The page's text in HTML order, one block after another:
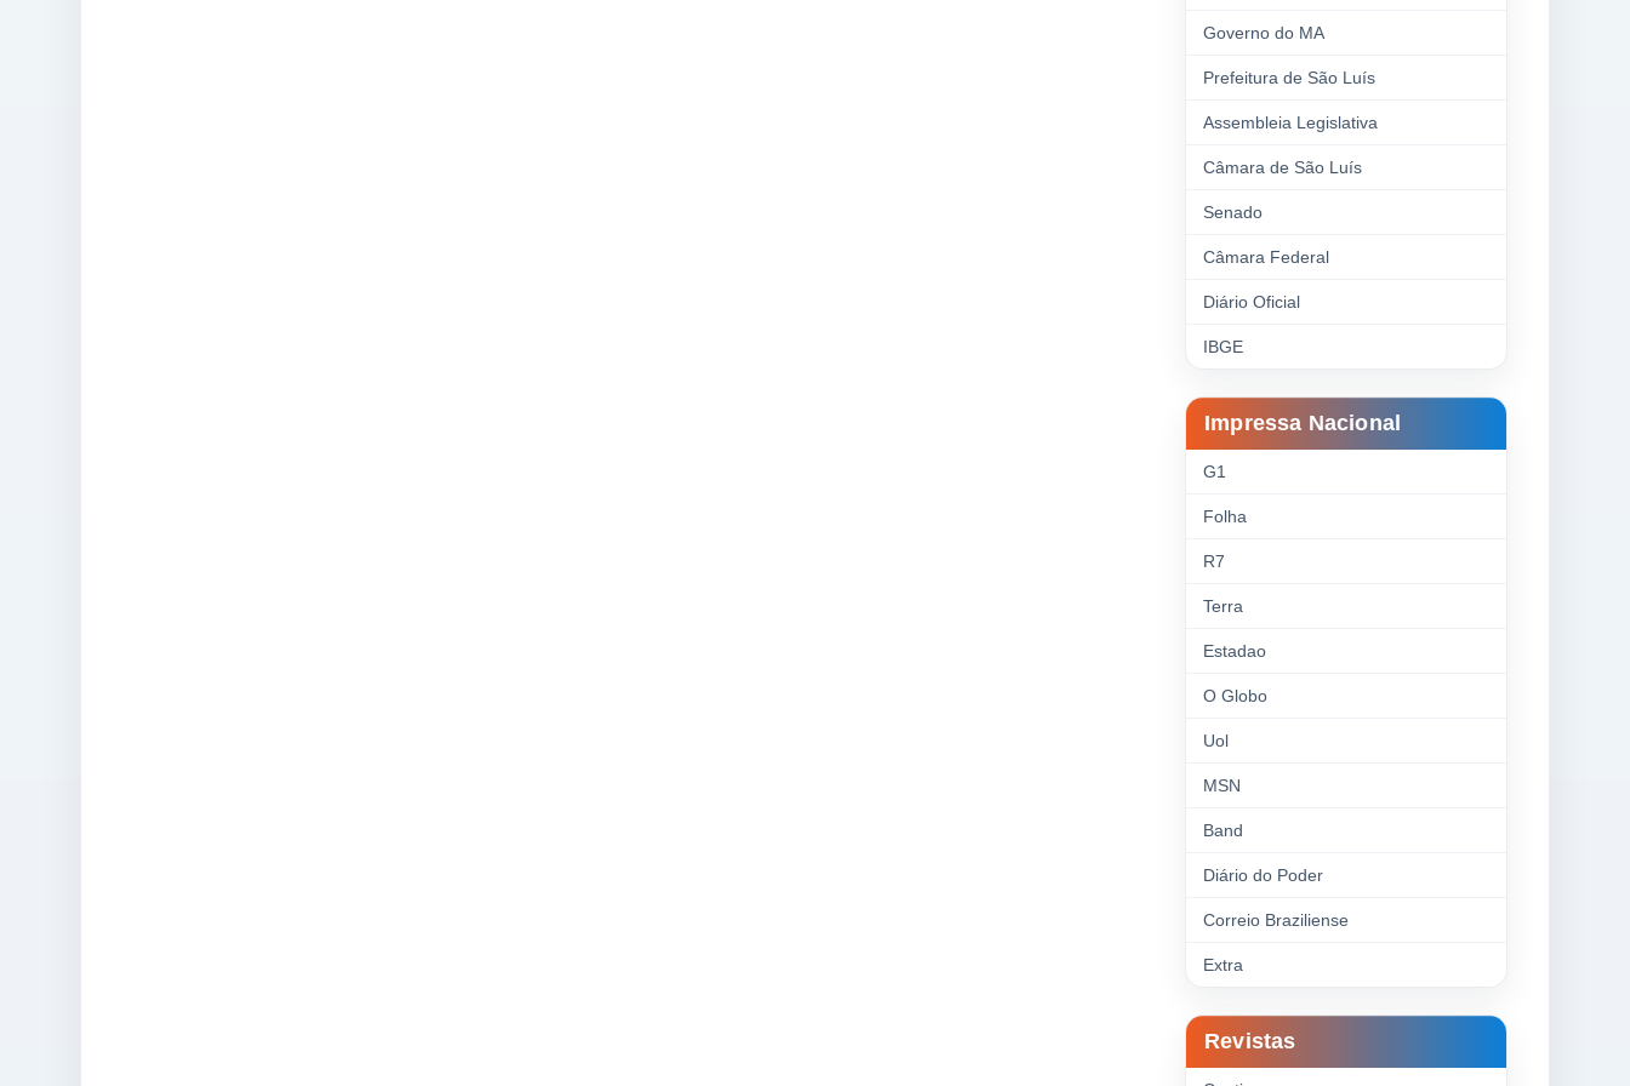
Governo do MA
Prefeitura de São Luís
Assembleia Legislativa
Câmara de São Luís
Senado
Câmara Federal
Diário Oficial
IBGE
Impressa Nacional
G1
Folha
R7
Terra
Estadao
O Globo
Uol
MSN
Band
Diário do Poder
Correio Braziliense
Extra
Revistas